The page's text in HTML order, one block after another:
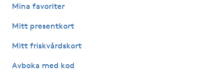
Mina favoriter
Mitt presentkort
Mitt friskvårdskort
Avboka med kod